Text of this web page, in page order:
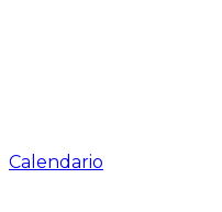
Calendario